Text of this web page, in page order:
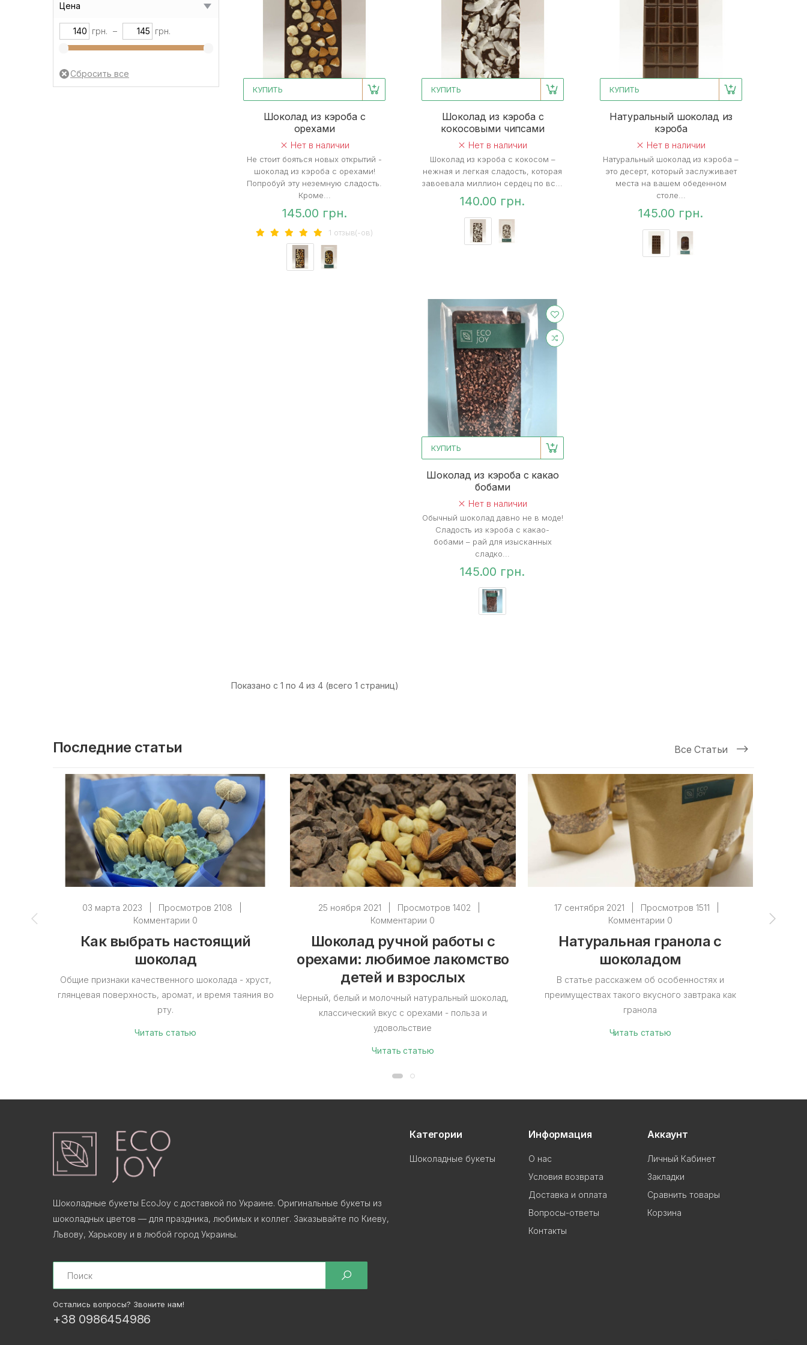
Цена
грн. – грн.
КУПИТЬ
Шоколад из кэроба с
орехами
Нет в наличии
Не стоит бояться новых открытий -
шоколад из кэроба с орехами!
Попробуй эту неземную сладость.
Кроме...
145.00 грн.
1 отзыв(-ов)
КУПИТЬ
Шоколад из кэроба с
кокосовыми чипсами
Нет в наличии
Шоколад из кэроба с кокосом –
нежная и легкая сладость, которая
завоевала миллион сердец по вс...
140.00 грн.
КУПИТЬ
Натуральный шоколад из
кэроба
Нет в наличии
Натуральный шоколад из кэроба –
это десерт, который заслуживает
места на вашем обеденном
столе...
145.00 грн.
КУПИТЬ
Шоколад из кэроба с какао
бобами
Нет в наличии
Обычный шоколад давно не в моде!
Сладость из кэроба с какао-
бобами – рай для изысканных
сладко...
145.00 грн.
Показано с 1 по 4 из 4 (всего 1 страниц)
Последние статьи Все Статьи
03 марта 2023 Просмотров 2108
Комментарии 0
Как выбрать настоящий
шоколад
Общие признаки качественного шоколада - хруст,
глянцевая поверхность, аромат, и время таяния во
рту.
Читать статью
25 ноября 2021 Просмотров 1402
Комментарии 0
Шоколад ручной работы с
орехами: любимое лакомство
детей и взрослых
Черный, белый и молочный натуральный шоколад,
классический вкус с орехами - польза и
удовольствие
Читать статью
17 сентября 2021 Просмотров 1511
Комментарии 0
Натуральная гранола с
шоколадом
В статье расскажем об особенностях и
преимуществах такого вкусного завтрака как
гранола
Читать статью
Шоколадные букеты EcoJoy с доставкой по Украине. Оригинальные букеты из
шоколадных цветов — для праздника, любимых и коллег. Заказывайте по Киеву,
Львову, Харькову и в любой город Украины.
Search
Остались вопросы? Звоните нам!
+38 0986454986
Категории
Шоколадные букеты
Информация
О нас
Условия возврата
Доставка и оплата
Вопросы-ответы
Контакты
Аккаунт
Личный Кабинет
Закладки
Сравнить товары
Корзина